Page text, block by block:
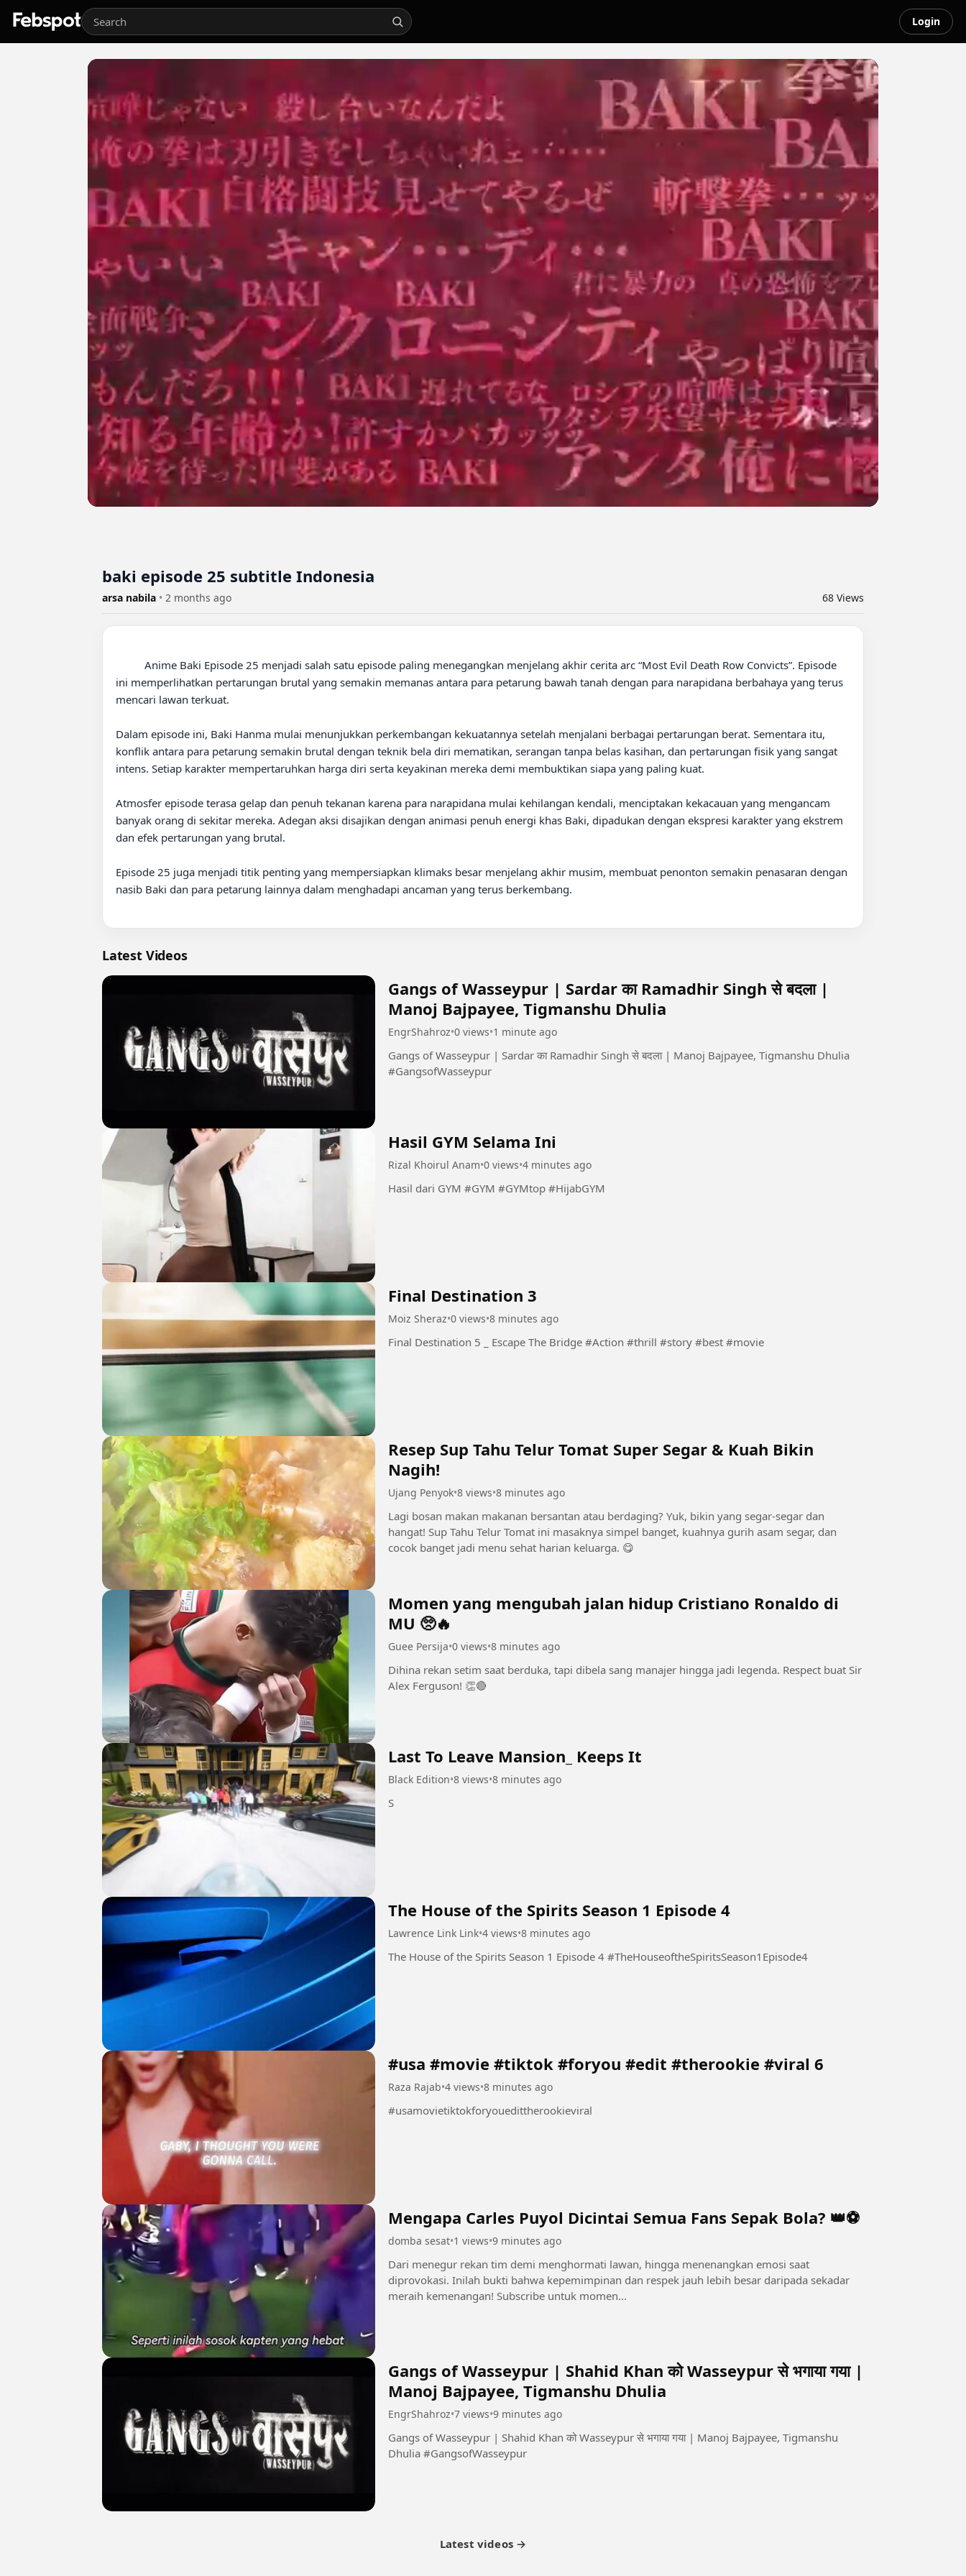
Login
baki episode 25 subtitle Indonesia
arsa nabila • 2 months ago 68 Views
ini memperlihatkan pertarungan brutal yang semakin memanas antara para petarung bawah tanah dengan para narapidana berbahaya yang terus
mencari lawan terkuat.
Dalam episode ini, Baki Hanma mulai menunjukkan perkembangan kekuatannya setelah menjalani berbagai pertarungan berat. Sementara itu,
konflik antara para petarung semakin brutal dengan teknik bela diri mematikan, serangan tanpa belas kasihan, dan pertarungan fisik yang sangat
intens. Setiap karakter mempertaruhkan harga diri serta keyakinan mereka demi membuktikan siapa yang paling kuat.
Atmosfer episode terasa gelap dan penuh tekanan karena para narapidana mulai kehilangan kendali, menciptakan kekacauan yang mengancam
banyak orang di sekitar mereka. Adegan aksi disajikan dengan animasi penuh energi khas Baki, dipadukan dengan ekspresi karakter yang ekstrem
dan efek pertarungan yang brutal.
Episode 25 juga menjadi titik penting yang mempersiapkan klimaks besar menjelang akhir musim, membuat penonton semakin penasaran dengan
nasib Baki dan para petarung lainnya dalam menghadapi ancaman yang terus berkembang.
Latest Videos
Gangs of Wasseypur | Sardar का Ramadhir Singh से बदला |
Manoj Bajpayee, Tigmanshu Dhulia
EngrShahroz•0 views•1 minute ago
Gangs of Wasseypur | Sardar का Ramadhir Singh से बदला | Manoj Bajpayee, Tigmanshu Dhulia
#GangsofWasseypur
Hasil GYM Selama Ini
Rizal Khoirul Anam•0 views•4 minutes ago
Hasil dari GYM #GYM #GYMtop #HijabGYM
Final Destination 3
Moiz Sheraz•0 views•8 minutes ago
Final Destination 5 _ Escape The Bridge #Action #thrill #story #best #movie
Resep Sup Tahu Telur Tomat Super Segar & Kuah Bikin
Nagih!
Ujang Penyok•8 views•8 minutes ago
Lagi bosan makan makanan bersantan atau berdaging? Yuk, bikin yang segar-segar dan
hangat! Sup Tahu Telur Tomat ini masaknya simpel banget, kuahnya gurih asam segar, dan
cocok banget jadi menu sehat harian keluarga. 😋
Momen yang mengubah jalan hidup Cristiano Ronaldo di
MU 🥺🔥
Guee Persija•0 views•8 minutes ago
Dihina rekan setim saat berduka, tapi dibela sang manajer hingga jadi legenda. Respect buat Sir
Alex Ferguson! 👏🔴
Last To Leave Mansion_ Keeps It
Black Edition•8 views•8 minutes ago
S
The House of the Spirits Season 1 Episode 4
Lawrence Link Link•4 views•8 minutes ago
The House of the Spirits Season 1 Episode 4 #TheHouseoftheSpiritsSeason1Episode4
#usa #movie #tiktok #foryou #edit #therookie #viral 6
Raza Rajab•4 views•8 minutes ago
#usamovietiktokforyouedittherookieviral
Mengapa Carles Puyol Dicintai Semua Fans Sepak Bola? 👑⚽
domba sesat•1 views•9 minutes ago
Dari menegur rekan tim demi menghormati lawan, hingga menenangkan emosi saat
diprovokasi. Inilah bukti bahwa kepemimpinan dan respek jauh lebih besar daripada sekadar
meraih kemenangan! Subscribe untuk momen...
Gangs of Wasseypur | Shahid Khan को Wasseypur से भगाया गया |
Manoj Bajpayee, Tigmanshu Dhulia
EngrShahroz•7 views•9 minutes ago
Gangs of Wasseypur | Shahid Khan को Wasseypur से भगाया गया | Manoj Bajpayee, Tigmanshu
Dhulia #GangsofWasseypur
Latest videos →